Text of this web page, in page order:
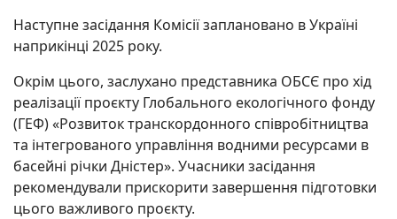
Наступне засідання Комісії заплановано в Україні
наприкінці 2025 року.
Окрім цього, заслухано представника ОБСЄ про хід
реалізації проєкту Глобального екологічного фонду
(ГЕФ) «Розвиток транскордонного співробітництва
та інтегрованого управління водними ресурсами в
басейні річки Дністер». Учасники засідання
рекомендували прискорити завершення підготовки
цього важливого проєкту.